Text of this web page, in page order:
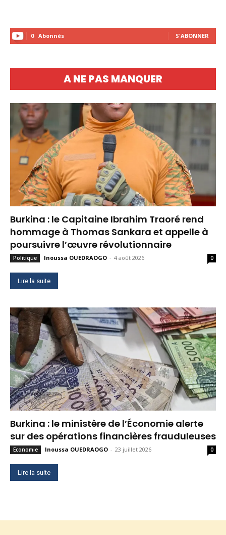
0 Abonnés S'ABONNER
A NE PAS MANQUER
Burkina : le Capitaine Ibrahim Traoré rend
hommage à Thomas Sankara et appelle à
poursuivre l’œuvre révolutionnaire
Politique Inoussa OUEDRAOGO - 4 août 2026 0
Lire la suite
Burkina : le ministère de l’Économie alerte
sur des opérations financières frauduleuses
Economie Inoussa OUEDRAOGO - 23 juillet 2026 0
Lire la suite